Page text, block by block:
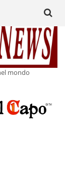
mondo
for: